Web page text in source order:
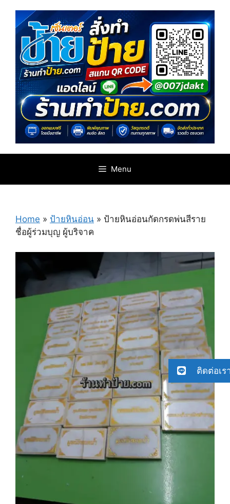
content
Menu
Home » ป้ายหินอ่อน » ป้ายหินอ่อนกัดกรดพ่นสีราย
ชื่อผู้ร่วมบุญ ผู้บริจาค
ติดต่อเร